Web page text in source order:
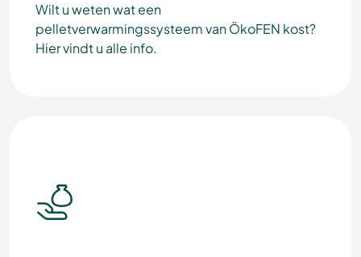
Wilt u weten wat een
pelletverwarmingssysteem van ÖkoFEN kost?
Hier vindt u alle info.